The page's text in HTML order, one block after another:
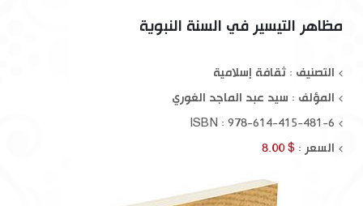
مظاهر التيسير في السنة النبوية
التصنيف : ثقافة إسلامية
المؤلف : سيد عبد الماجد الغوري
ISBN : 978-614-415-481-6
السعر : $ 8.00